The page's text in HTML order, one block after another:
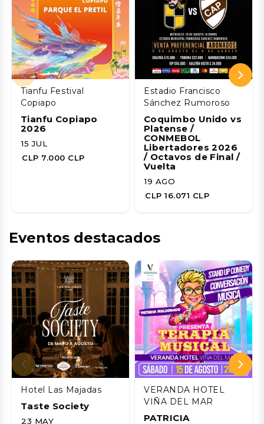
Tianfu Festival
Copiapo
Tianfu Copiapo
2026
15 JUL
CLP 7.000 CLP
Estadio Francisco
Sánchez Rumoroso
Coquimbo Unido vs
Platense /
CONMEBOL
Libertadores 2026
/ Octavos de Final /
Vuelta
19 AGO
CLP 16.071 CLP
Eventos destacados
Hotel Las Majadas
Taste Society
23 MAY
VERANDA HOTEL
VIÑA DEL MAR
PATRICIA